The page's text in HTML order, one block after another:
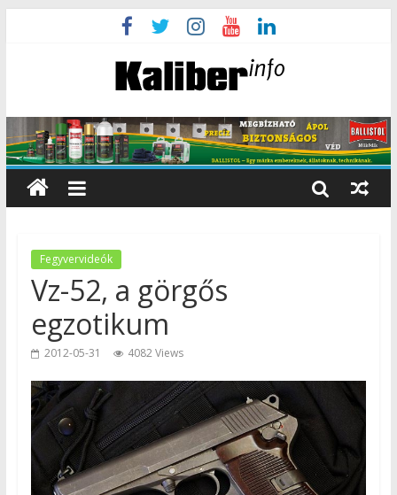
Fegyvervideók
Vz-52, a görgős
egzotikum
2012-05-31 4082 Views